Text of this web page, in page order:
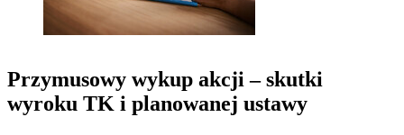
Przymusowy wykup akcji – skutki
wyroku TK i planowanej ustawy